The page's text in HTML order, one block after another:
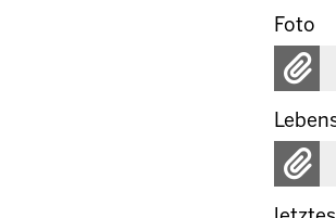
Foto